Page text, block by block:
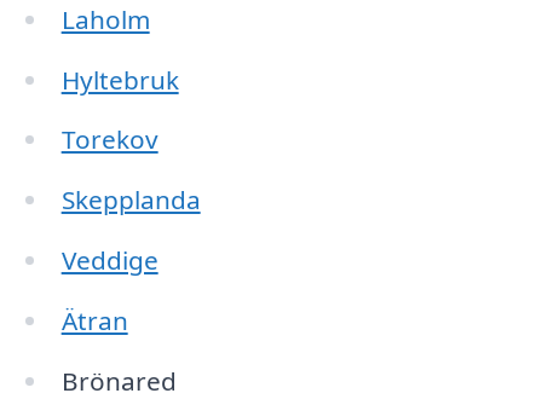
Laholm
Hyltebruk
Torekov
Skepplanda
Veddige
Ätran
Brönared